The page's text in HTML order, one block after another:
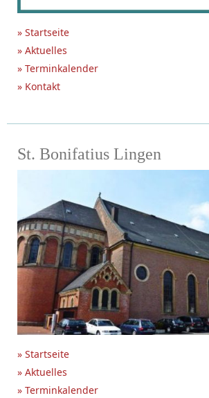
» Startseite
» Aktuelles
» Terminkalender
» Kontakt
St. Bonifatius Lingen
» Startseite
» Aktuelles
» Terminkalender